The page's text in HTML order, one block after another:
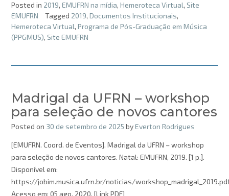
Posted in 2019, EMUFRN na mídia, Hemeroteca Virtual, Site
EMUFRN
Tagged 2019, Documentos Institucionais,
Hemeroteca Virtual, Programa de Pós-Graduação em Música
(PPGMUS), Site EMUFRN
Madrigal da UFRN – workshop
para seleção de novos cantores
Posted on 30 de setembro de 2025 byEverton Rodrigues
[EMUFRN. Coord. de Eventos]. Madrigal da UFRN – workshop
para seleção de novos cantores. Natal: EMUFRN, 2019. [1 p.].
Disponível em:
https://jobim.musica.ufrn.br/noticias/
Acesso em: 05 ago. 2020. [Link PDF]